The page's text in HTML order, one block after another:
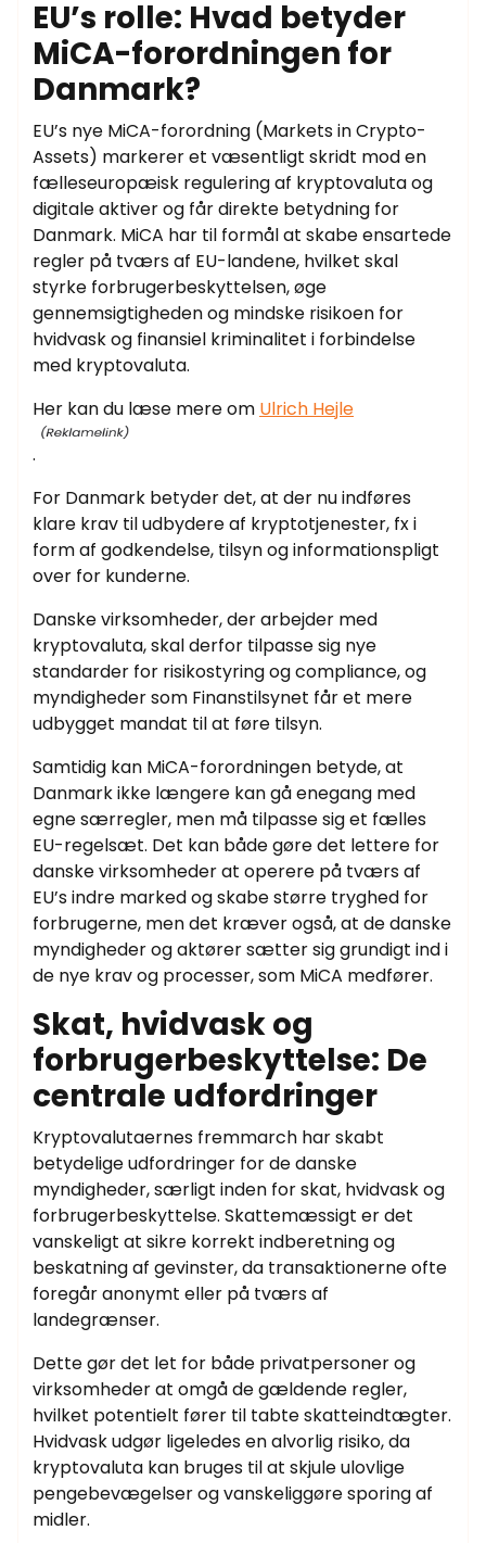
EU’s rolle: Hvad betyder
MiCA-forordningen for
Danmark?
EU’s nye MiCA-forordning (Markets in Crypto-
Assets) markerer et væsentligt skridt mod en
fælleseuropæisk regulering af kryptovaluta og
digitale aktiver og får direkte betydning for
Danmark. MiCA har til formål at skabe ensartede
regler på tværs af EU-landene, hvilket skal
styrke forbrugerbeskyttelsen, øge
gennemsigtigheden og mindske risikoen for
hvidvask og finansiel kriminalitet i forbindelse
med kryptovaluta.
Her kan du læse mere om Ulrich Hejle
.
For Danmark betyder det, at der nu indføres
klare krav til udbydere af kryptotjenester, fx i
form af godkendelse, tilsyn og informationspligt
over for kunderne.
Danske virksomheder, der arbejder med
kryptovaluta, skal derfor tilpasse sig nye
standarder for risikostyring og compliance, og
myndigheder som Finanstilsynet får et mere
udbygget mandat til at føre tilsyn.
Samtidig kan MiCA-forordningen betyde, at
Danmark ikke længere kan gå enegang med
egne særregler, men må tilpasse sig et fælles
EU-regelsæt. Det kan både gøre det lettere for
danske virksomheder at operere på tværs af
EU’s indre marked og skabe større tryghed for
forbrugerne, men det kræver også, at de danske
myndigheder og aktører sætter sig grundigt ind i
de nye krav og processer, som MiCA medfører.
Skat, hvidvask og
forbrugerbeskyttelse: De
centrale udfordringer
Kryptovalutaernes fremmarch har skabt
betydelige udfordringer for de danske
myndigheder, særligt inden for skat, hvidvask og
forbrugerbeskyttelse. Skattemæssigt er det
vanskeligt at sikre korrekt indberetning og
beskatning af gevinster, da transaktionerne ofte
foregår anonymt eller på tværs af
landegrænser.
Dette gør det let for både privatpersoner og
virksomheder at omgå de gældende regler,
hvilket potentielt fører til tabte skatteindtægter.
Hvidvask udgør ligeledes en alvorlig risiko, da
kryptovaluta kan bruges til at skjule ulovlige
pengebevægelser og vanskeliggøre sporing af
midler.